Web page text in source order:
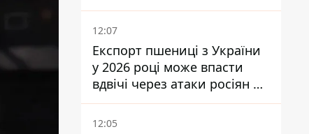
12:07
Експорт пшениці з України
у 2026 році може впасти
вдвічі через атаки росіян по
портах
12:05